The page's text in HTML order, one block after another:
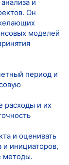
и
Он
моделей
период и
расходы и их
и оценивать
и инициаторов,
методы.